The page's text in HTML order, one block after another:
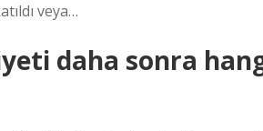
veya…
daha sonra